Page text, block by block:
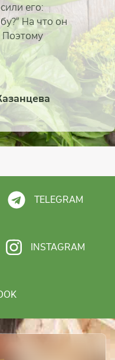
его:
На что он
Поэтому
Ирина Кирилюк
Анастасия
Арина Гусева
Эльвира Волкова
Софья Кутная
Ирина Павловская
Иван Новиков
TELEGRAM
INSTAGRAM